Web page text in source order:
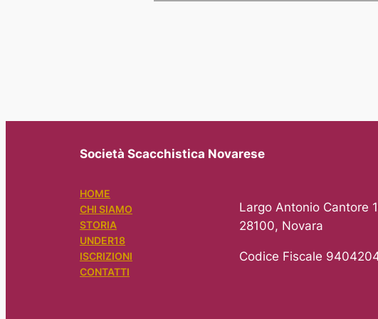
Società Scacchistica Novarese
HOME
CHI SIAMO
STORIA
UNDER18
ISCRIZIONI
CONTATTI
Largo Antonio Cantore
28100, Novara
Codice Fiscale